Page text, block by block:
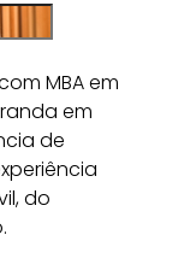
MBA em
em
de
do